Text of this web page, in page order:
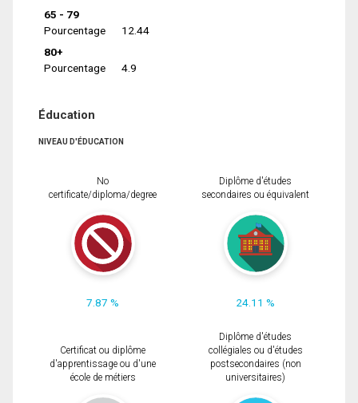
65 - 79
Pourcentage
12.44
80+
Pourcentage
4.9
Éducation
NIVEAU D'ÉDUCATION
No
certificate/diploma/degree
7.87 %
Diplôme d'études
secondaires ou équivalent
24.11 %
Certificat ou diplôme
d'apprentissage ou d'une
école de métiers
Diplôme d'études
collégiales ou d'études
postsecondaires (non
universitaires)